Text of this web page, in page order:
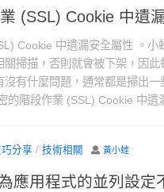
(SSL) Cookie 中遺
Cookie 中遺漏安全屬性 。小
關掃描，否則就會被下架，因此
沒有什麼問題，通常都是掃出一
的階段作業 (SSL) Cookie 中遺
分享 / 技術相關 黃小蛙
應用程式的並列設定